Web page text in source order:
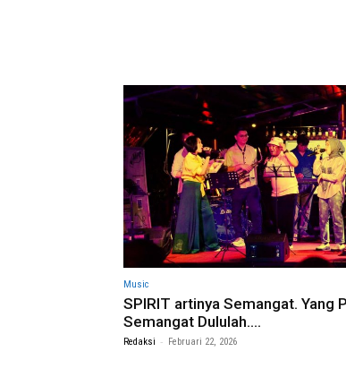
Music
SPIRIT artinya Semangat. Yang
Semangat Dululah….
Redaksi - Februari 22, 2026